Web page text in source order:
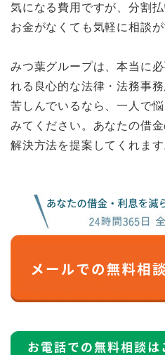
気になる費用ですが、分割
お金がなくても気軽に相談が
みつ葉グループは、本当に
れる良心的な法律・法務事
苦しんでいるなら、一人で
みてください。あなたの借
解決方法を提案してくれます